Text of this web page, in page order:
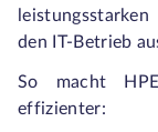
den IT-Betrieb
So macht
effizienter: